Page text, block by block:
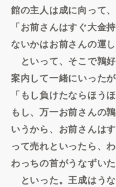
館の主人は成に向って、
「お前さんはすぐ大金
ないかはお前さんの運し
といって、そこで鶉
案内して一緒にいった
「もし負けたならほう
もし、万一お前さんの
いうから、お前さんは
って売れといったら、
わっちの首がうなずい
といった。王成はうな